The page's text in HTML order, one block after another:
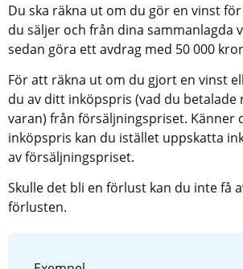
Du ska räkna ut om du gör en vinst
du säljer och från dina sammanlagda
sedan göra ett avdrag med 50 000
För att räkna ut om du gjort en vinst
du av ditt inköpspris (vad du betalade
varan) från försäljningspriset. Känner
inköpspris kan du istället uppskatta
av försäljningspriset.
Skulle det bli en förlust kan du inte få
förlusten.